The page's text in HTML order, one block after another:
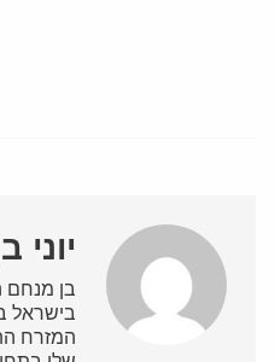
יוני
בן מנחם
בישראל
המזרח